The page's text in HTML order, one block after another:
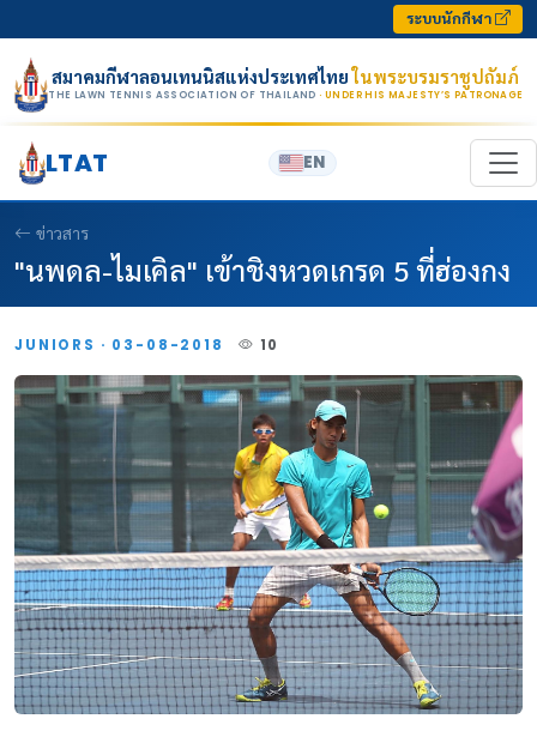
ระบบนักกีฬา
สมาคมกีฬาลอนเทนนิสแห่งประเทศไทยในพระบรมราชูปถัมภ์
THE LAWN TENNIS ASSOCIATION OF THAILAND · UNDER HIS MAJESTY’S PATRONAGE
LTAT EN
ข่าวสาร
"นพดล-ไมเคิล" เข้าชิงหวดเกรด 5 ที่ฮ่องกง
JUNIORS · 03-08-2018 10